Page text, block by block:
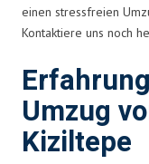
einen stressfreien
Kontaktiere uns noch
Umzug
Kiziltepe